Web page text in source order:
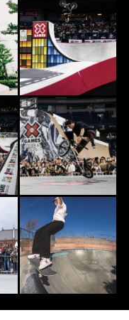
ジュニアリード優勝! IF
ス選手権モスクワ大会
2018.8.16
フル・レングス・ムー
」東京プレミア&ベ
2019.11.14
ファーから愛された“サ
画”10選
2016.2.15
5
6